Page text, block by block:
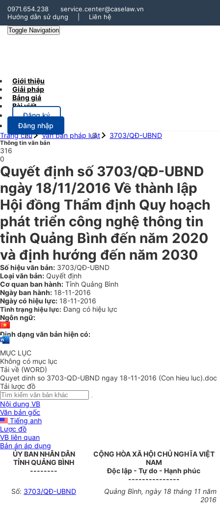
0971.654.238
service.center@caselaw.vn
Hướng dẫn sử dụng
Liên hệ
Toggle Navigation
Giới thiệu
Giải pháp
Bảng giá
Bài viết
Đăng ký
Đăng nhập
Trang chủ
Văn bản pháp luật 3703/QĐ-UBND
Thông tin văn bản
316
0
Quyết định số 3703/QĐ-UBND
ngày 18/11/2016 Về thành lập
Hội đồng Thẩm định Quy hoạch
phát triển công nghệ thông tin
tỉnh Quảng Bình đến năm 2020
và định hướng đến năm 2030
Số hiệu văn bản: 3703/QĐ-UBND
Loại văn bản: Quyết định
Cơ quan ban hành: Tỉnh Quảng Bình
Ngày ban hành: 18-11-2016
Ngày có hiệu lực: 18-11-2016
Tình trạng hiệu lực: Đang có hiệu lực
Ngôn ngữ:
Định dạng văn bản hiện có:
MỤC LỤC
Không có mục lục
Tải về (WORD)
Quyet dinh so 3703-QD-UBND ngay 18-11-2016 (Con hieu luc).doc
Tải lược đồ
Nội dung VB
Văn bản gốc
Tiếng anh
Lược đồ
VB liên quan
Bản án áp dụng
ỦY BAN NHÂN DÂN
TỈNH QUẢNG BÌNH
--------
CỘNG HÒA XÃ HỘI CHỦ NGHĨA VIỆT
NAM
Độc lập - Tự do - Hạnh phúc
---------------
Số: 3703/QĐ-UBND
Quảng Bình, ngày 18 tháng 11 năm
2016